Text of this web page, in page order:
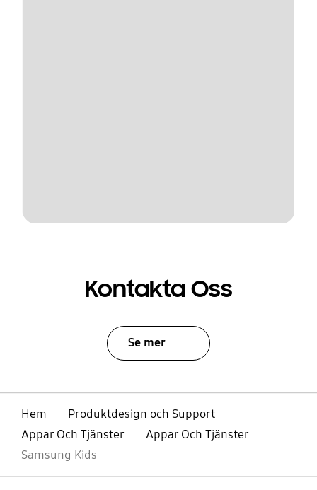
Kontakta Oss
Se mer
Hem
Produktdesign och Support
Appar Och Tjänster
Appar Och Tjänster
Samsung Kids